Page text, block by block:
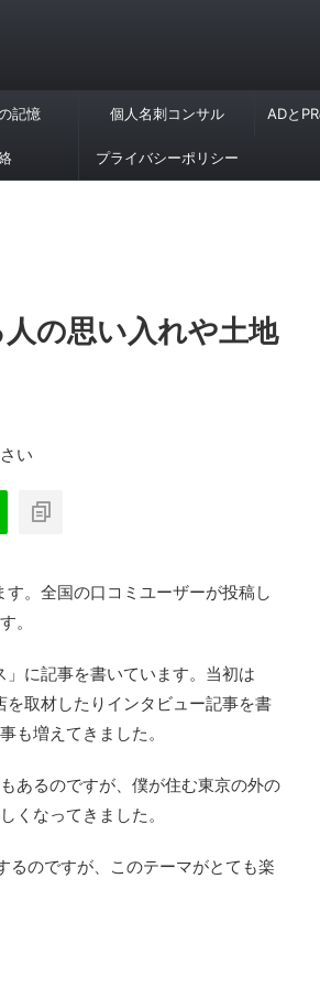
記憶 個人名刺コンサル ADと
プライバシーポリシー
の思い入れや土地
い
。全国の口コミユーザーが投稿し
。
に記事を書いています。当初は
取材したりインタビュー記事を書
も増えてきました。
あるのですが、僕が住む東京の外の
くなってきました。
るのですが、このテーマがとても楽